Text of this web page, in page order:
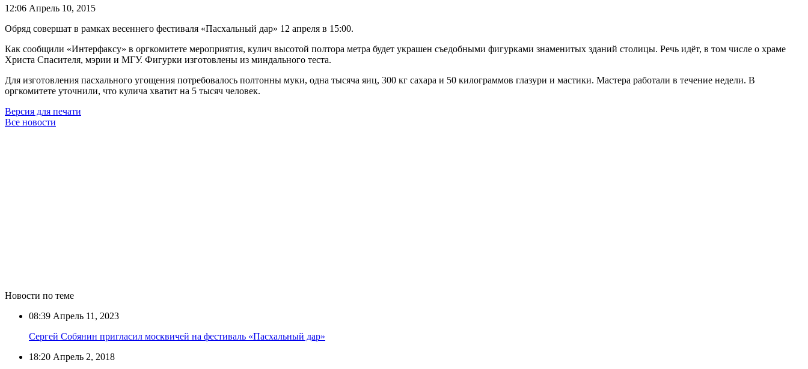
12:06 Апрель 10, 2015
Обряд совершат в рамках весеннего фестиваля «Пасхальный дар» 12 апреля в 15:00.
Как сообщили «Интерфаксу» в оргкомитете мероприятия, кулич высотой полтора метра будет украшен съедобными фигурками знаменитых зданий столицы. Речь идёт, в том числе о храме
Христа Спасителя, мэрии и МГУ. Фигурки изготовлены из миндального теста.
Для изготовления пасхального угощения потребовалось полтонны муки, одна тысяча яиц, 300 кг сахара и 50 килограммов глазури и мастики. Мастера работали в течение недели. В
оргкомитете уточнили, что кулича хватит на 5 тысяч человек.
Версия для печати
Все новости
Новости по теме
08:39 Апрель 11, 2023
Сергей Собянин пригласил москвичей на фестиваль «Пасхальный дар»
18:20 Апрель 2, 2018